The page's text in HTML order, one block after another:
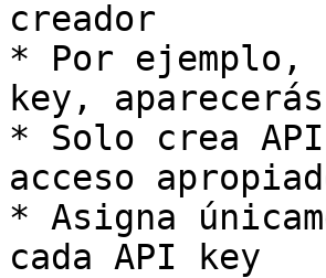
creador
* Por ejemplo,
key,
* Solo crea
acceso
* Asigna
cada API key